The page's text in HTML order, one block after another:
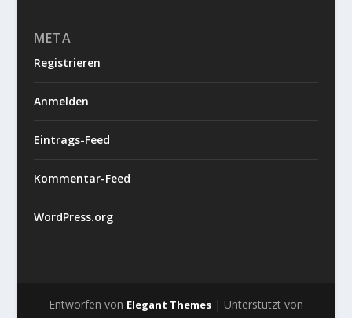
META
Registrieren
Anmelden
Eintrags-Feed
Kommentar-Feed
WordPress.org
Entworfen von Elegant Themes| Unterstützt von